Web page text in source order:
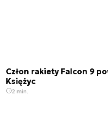
Człon rakiety Falcon 9
Księżyc
2 min.